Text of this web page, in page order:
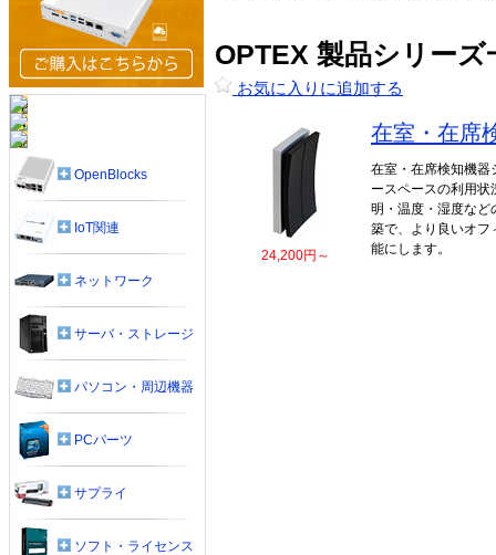
OPTEX 製品シリーズ
お気に入りに追加する
24,200円～
在室・在席
在室・在席検知機器
ースペースの利用状
明・温度・湿度など
築で、より良いオフ
能にします。
OpenBlocks
IoT関連
ネットワーク
サーバ・ストレージ
パソコン・周辺機器
PCパーツ
サプライ
ソフト・ライセンス